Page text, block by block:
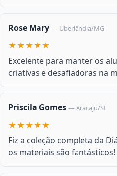
Rose Mary — Uberlândia/MG
★★★★★
Excelente para manter os
criativas e desafiadoras na
Priscila Gomes — Aracaju/SE
★★★★★
Fiz a coleção completa da
os materiais são fantásticos!